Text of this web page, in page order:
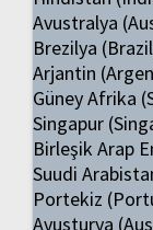
Avustralya
Brezilya
Arjantin
Güney Afrika
Singapur
Birleşik Arap
Suudi
Portekiz
Avusturya